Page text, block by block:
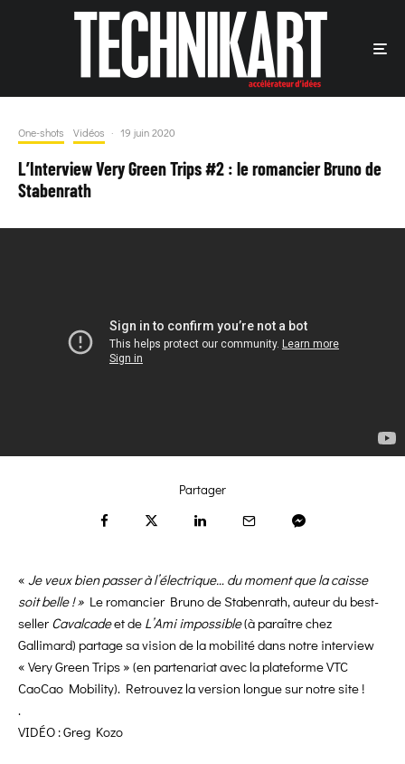
One-shots Vidéos · 19 juin 2020
L’Interview Very Green Trips #2 : le romancier Bruno de
Stabenrath
Partager
« Je veux bien passer à l’électrique… du moment que la caisse
soit belle ! » Le romancier Bruno de Stabenrath, auteur du best-
seller Cavalcadeet de L’Ami impossible(à paraître chez
Gallimard) partage sa vision de la mobilité dans notre interview
« Very Green Trips » (en partenariat avec la plateforme VTC
CaoCao Mobility). Retrouvez la version longue sur notre site !
.
VIDÉO : Greg Kozo